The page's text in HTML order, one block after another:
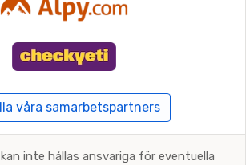
våra samarbetspartners
inte hållas ansvariga för eventuella